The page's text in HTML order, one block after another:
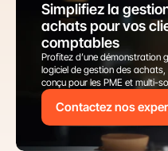
Simplifiez la
achats pour vos
comptables
Profitez d’une démonstration
logiciel de gestion des achats,
conçu pour les PME et multi-
Contactez nos